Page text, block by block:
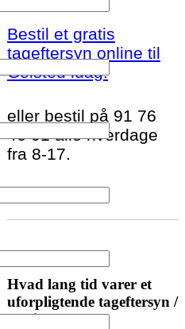
Bestil et gratis
tageftersyn online til
Gelsted idag!
eller bestil på 91 76
46 01 alle hverdage
fra 8-17.
Hvad lang tid varer et
uforpligtende tageftersyn /
tagtjek?